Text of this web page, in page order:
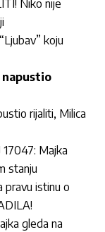
Niko nije
koju
napustio
rijaliti, Milica
Majka
stanju
pravu istinu o
gleda na